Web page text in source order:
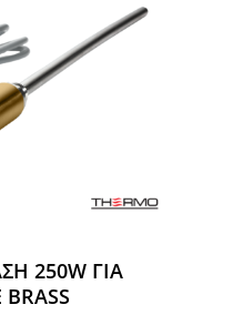
250W ΓΙΑ